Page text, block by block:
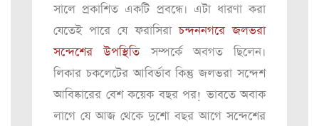
সালে প্রকাশিত একটি প্রবন্ধে। এটা ধারণা করা
যেতেই পারে যে ফরাসিরাচন্দননগরে জলভরা
সন্দেশের উপস্থিতিসম্পর্কে অবগত ছিলেন।
লিকার চকলেটের আবির্ভাব কিন্তু জলভরা সন্দেশ
আবিষ্কারের বেশ কয়েক বছর পর! ভাবতে অবাক
লাগে যে আজ থেকে দুশো বছর আগে সন্দেশের